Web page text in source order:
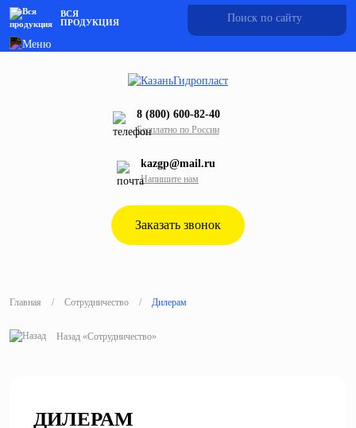
ВСЯ
ПРОДУКЦИЯ
8 (800) 600-82-40
Бесплатно по России
kazgp@mail.ru
Напишите нам
Заказать звонок
Главная / Сотрудничество / Дилерам
Назад «Сотрудничество»
ДИЛЕРАМ